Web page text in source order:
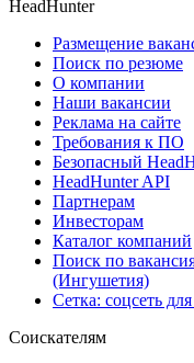
HeadHunter
Размещение
Поиск по резюме
О компании
Наши вакансии
Реклама на сайте
Требования к ПО
Безопасный
HeadHunter API
Партнерам
Инвесторам
Каталог компаний
Поиск по
(Ингушетия)
Сетка: соцсеть
Соискателям